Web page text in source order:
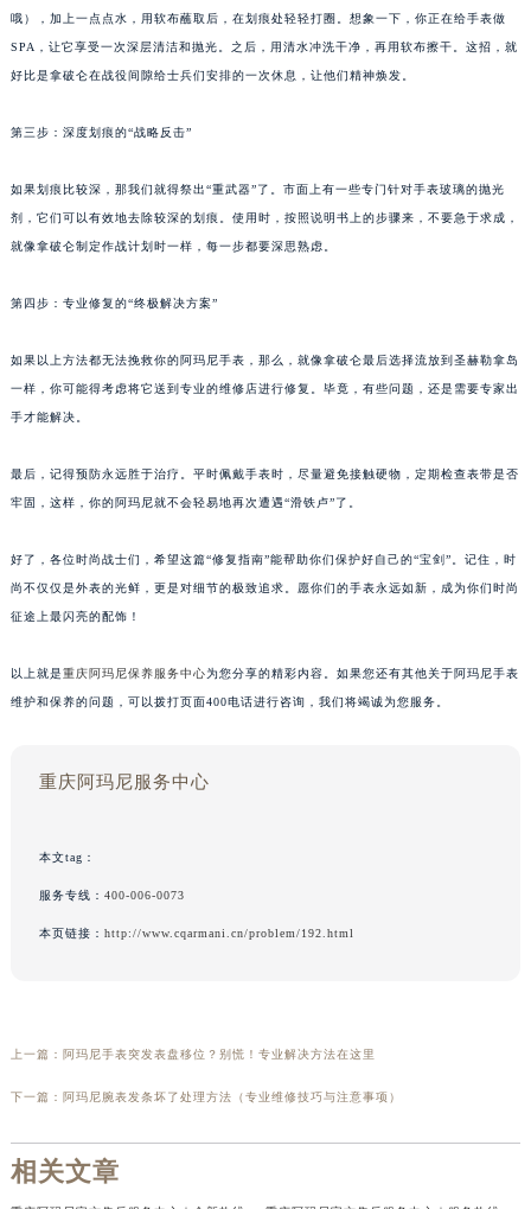
哦），加上一点点水，用软布蘸取后，在划痕处轻轻打圈。想象一下，你正在给手表做
SPA，让它享受一次深层清洁和抛光。之后，用清水冲洗干净，再用软布擦干。这招，就
好比是拿破仑在战役间隙给士兵们安排的一次休息，让他们精神焕发。
第三步：深度划痕的“战略反击”
如果划痕比较深，那我们就得祭出“重武器”了。市面上有一些专门针对手表玻璃的抛光
剂，它们可以有效地去除较深的划痕。使用时，按照说明书上的步骤来，不要急于求成，
就像拿破仑制定作战计划时一样，每一步都要深思熟虑。
第四步：专业修复的“终极解决方案”
如果以上方法都无法挽救你的阿玛尼手表，那么，就像拿破仑最后选择流放到圣赫勒拿岛
一样，你可能得考虑将它送到专业的维修店进行修复。毕竟，有些问题，还是需要专家出
手才能解决。
最后，记得预防永远胜于治疗。平时佩戴手表时，尽量避免接触硬物，定期检查表带是否
牢固，这样，你的阿玛尼就不会轻易地再次遭遇“滑铁卢”了。
好了，各位时尚战士们，希望这篇“修复指南”能帮助你们保护好自己的“宝剑”。记住，时
尚不仅仅是外表的光鲜，更是对细节的极致追求。愿你们的手表永远如新，成为你们时尚
征途上最闪亮的配饰！
以上就是重庆阿玛尼保养服务中心为您分享的精彩内容。如果您还有其他关于阿玛尼手表
维护和保养的问题，可以拨打页面400电话进行咨询，我们将竭诚为您服务。
重庆阿玛尼服务中心
本文tag：
服务专线： 400-006-0073
本页链接： http://www.cqarmani.cn/problem/192.html
上一篇： 阿玛尼手表突发表盘移位？别慌！专业解决方法在这里
下一篇： 阿玛尼腕表发条坏了处理方法（专业维修技巧与注意事项）
相关文章